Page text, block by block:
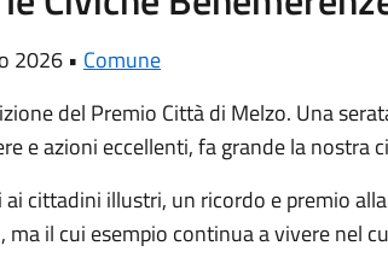
2026 • Comune
del Premio Città di Melzo. Una
e azioni eccellenti, fa grande la nostra
cittadini illustri, un ricordo e premio
ma il cui esempio continua a vivere nel